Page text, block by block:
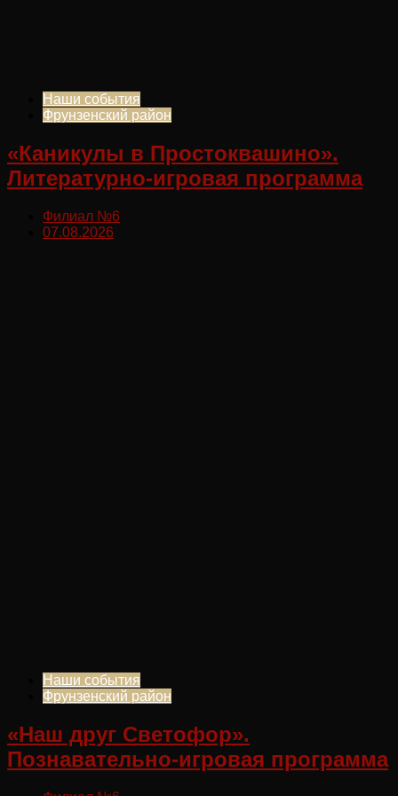
Наши события
Фрунзенский район
«Каникулы в Простоквашино».
Литературно-игровая программа
Филиал №6
07.08.2026
Наши события
Фрунзенский район
«Наш друг Светофор».
Познавательно-игровая программа